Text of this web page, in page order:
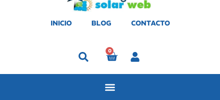
INICIO BLOG CONTACTO
0